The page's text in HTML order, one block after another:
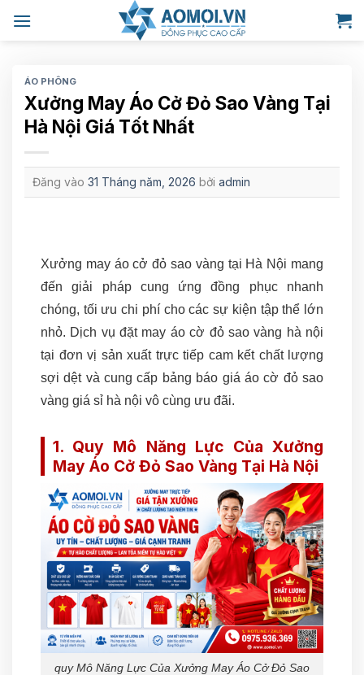
qua
ÁO PHÔNG
Xưởng May Áo Cở Đỏ Sao Vàng Tại
Hà Nội Giá Tốt Nhất
Đăng vào 31 Tháng năm, 2026 bởi admin
Xưởng may áo cở đỏ sao vàng tại Hà Nội mang
đến giải pháp cung ứng đồng phục nhanh
chóng, tối ưu chi phí cho các sự kiện tập thể lớn
nhỏ. Dịch vụ đặt may áo cờ đỏ sao vàng hà nội
tại đơn vị sản xuất trực tiếp cam kết chất lượng
sợi dệt và cung cấp bảng báo giá áo cờ đỏ sao
vàng giá sỉ hà nội vô cùng ưu đãi.
1. Quy Mô Năng Lực Của Xưởng
May Áo Cở Đỏ Sao Vàng Tại Hà Nội
quy Mô Năng Lực Của Xưởng May Áo Cở Đỏ Sao